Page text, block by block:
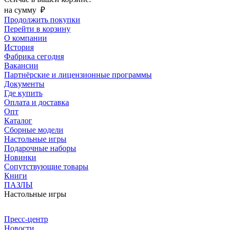
на сумму ₽
Продолжить покупки
Перейти в корзину
О компании
История
Фабрика сегодня
Вакансии
Партнёрские и лицензионные программы
Документы
Где купить
Оплата и доставка
Опт
Каталог
Сборные модели
Настольные игры
Подарочные наборы
Новинки
Сопутствующие товары
Книги
ПАЗЛЫ
Настольные игры
Пресс-центр
Новости